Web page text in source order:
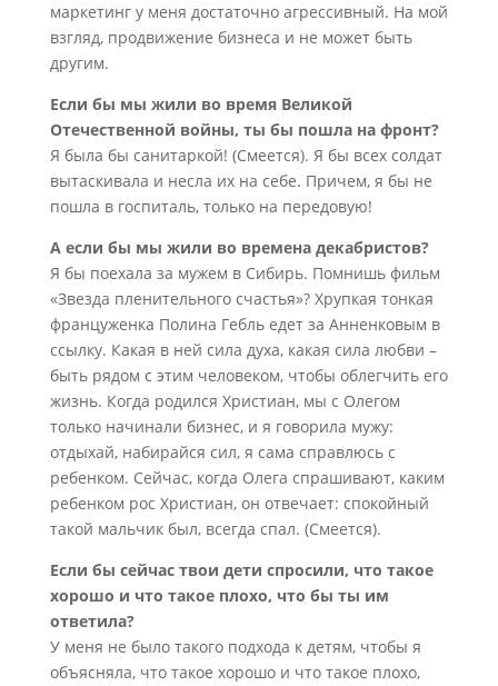
маркетинг у меня достаточно агрессивный. На мой
взгляд, продвижение бизнеса и не может быть
другим.
Если бы мы жили во время Великой
Отечественной войны, ты бы пошла на фронт?
Я была бы санитаркой! (Смеется). Я бы всех солдат
вытаскивала и несла их на себе. Причем, я бы не
пошла в госпиталь, только на передовую!
А если бы мы жили во времена декабристов?
Я бы поехала за мужем в Сибирь. Помнишь фильм
«Звезда пленительного счастья»? Хрупкая тонкая
француженка Полина Гебль едет за Анненковым в
ссылку. Какая в ней сила духа, какая сила любви –
быть рядом с этим человеком, чтобы облегчить его
жизнь. Когда родился Христиан, мы с Олегом
только начинали бизнес, и я говорила мужу:
отдыхай, набирайся сил, я сама справлюсь с
ребенком. Сейчас, когда Олега спрашивают, каким
ребенком рос Христиан, он отвечает: спокойный
такой мальчик был, всегда спал. (Смеется).
Если бы сейчас твои дети спросили, что такое
хорошо и что такое плохо, что бы ты им
ответила?
У меня не было такого подхода к детям, чтобы я
объясняла, что такое хорошо и что такое плохо,